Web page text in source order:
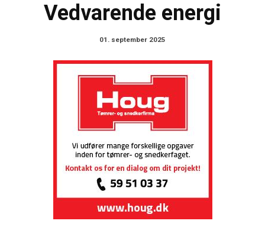
Vedvarende energi
01. september 2025